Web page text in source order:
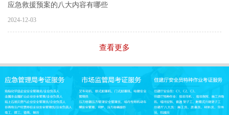
应急救援预案的八大内容有哪些
2024-12-03
查看更多